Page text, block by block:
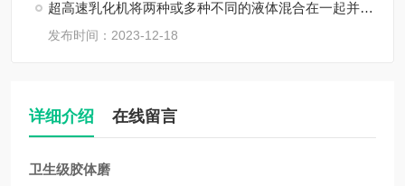
超高速乳化机将两种或多种不同的液体混合在一起并形成稳定的乳液
发布时间：2023-12-18
详细介绍 在线留言
卫生级胶体磨